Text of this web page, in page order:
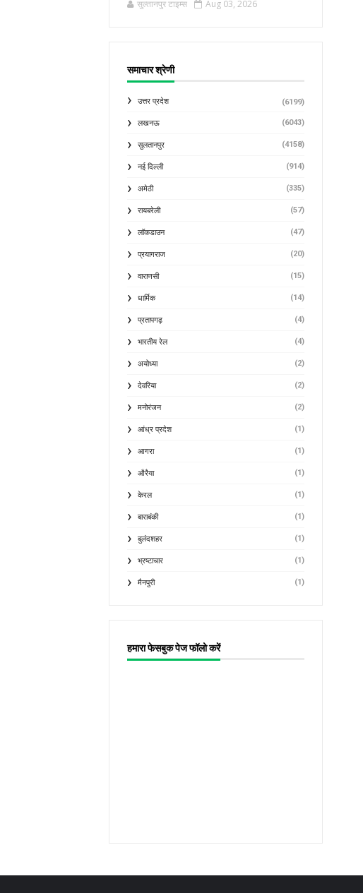
सुल्तानपुर टाइम्स Aug 03, 2026
समाचार श्रेणी
उत्तर प्रदेश (6199)
लखनऊ (6043)
सुलतानपुर (4158)
नई दिल्ली (914)
अमेठी (335)
रायबरेली (57)
लॉकडाउन (47)
प्रयागराज (20)
वाराणसी (15)
धार्मिक (14)
प्रतापगढ़ (4)
भारतीय रेल (4)
अयोध्या (2)
देवरिया (2)
मनोरंजन (2)
आंध्र प्रदेश (1)
आगरा (1)
औरैया (1)
केरल (1)
बाराबंकी (1)
बुलंदशहर (1)
भ्रष्टाचार (1)
मैनपुरी (1)
हमारा फेसबुक पेज फॉलो करें